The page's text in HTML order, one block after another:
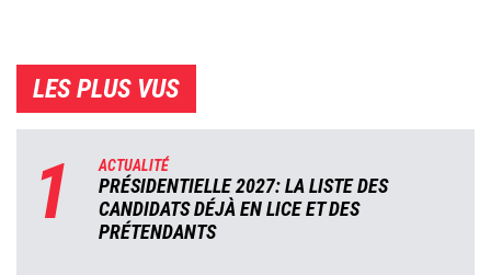
LES PLUS VUS
1 ACTUALITÉ
PRÉSIDENTIELLE 2027: LA LISTE DES
CANDIDATS DÉJÀ EN LICE ET DES
PRÉTENDANTS